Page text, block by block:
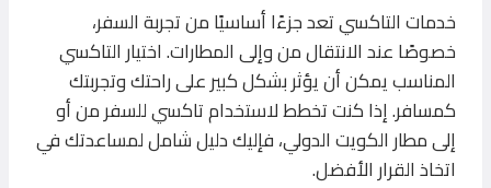
خدمات التاكسي تعد جزءًا أساسيًا من تجربة السفر،
خصوصًا عند الانتقال من وإلى المطارات. اختيار التاكسي
المناسب يمكن أن يؤثر بشكل كبير على راحتك وتجربتك
كمسافر. إذا كنت تخطط لاستخدام تاكسي للسفر من أو
إلى مطار الكويت الدولي، فإليك دليل شامل لمساعدتك في
اتخاذ القرار الأفضل.